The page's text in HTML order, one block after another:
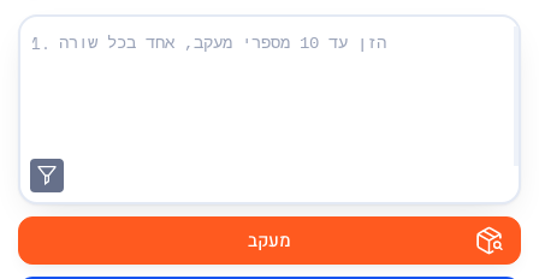
הזן את מספרי המעקב שלך: 1.
מעקב